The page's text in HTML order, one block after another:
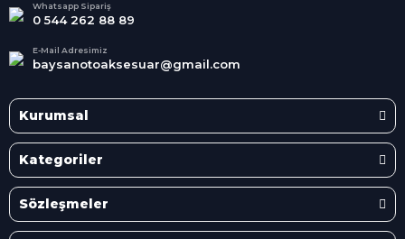
Whatsapp Sipariş
0 544 262 88 89
E-Mail Adresimiz
baysanotoaksesuar@gmail.com
Kurumsal
Kategoriler
Sözleşmeler